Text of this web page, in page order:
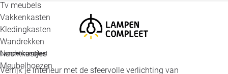
Tv meubels
Vakkenkasten
Kledingkasten
Wandrekken
Nachtkastjes
Meubelhoezen
Lampencompleet
Verrijk je interieur met de sfeervolle verlichting van